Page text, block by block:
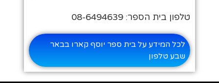
טלפון בית הספר: 08-6494639
לכל המידע על בית ספר יוסף קארו בבאר
שבע טלפון